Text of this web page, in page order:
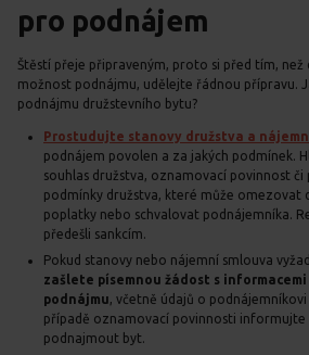
pro podnájem
Štěstí přeje připraveným, proto si před tím,
možnost podnájmu, udělejte řádnou přípravu.
podnájmu družstevního bytu?
Prostudujte stanovy družstva a
podnájem povolen a za jakých podmínek.
souhlas družstva, oznamovací povinnost
podmínky družstva, které může omezovat
poplatky nebo schvalovat podnájemníka.
předešli sankcím.
Pokud stanovy nebo nájemní smlouva
zašlete písemnou žádost s
podnájmu, včetně údajů o
případě oznamovací povinnosti informujte
podnajmout byt.